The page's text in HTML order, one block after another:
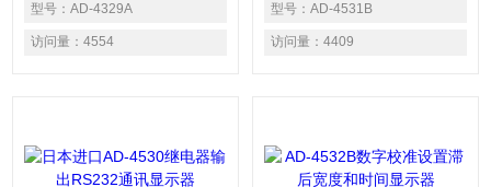
自带标准RS-232接口,电流环
接口及外部控制输入接口 100
次/秒高性能A/D转换
型号： AD-4329A
访问量： 4554
准 · 可存储零点修正值 · 可选
配各种输出选配件 · 100次/秒
高性能A/D转换
型号： AD-4531B
访问量： 4409